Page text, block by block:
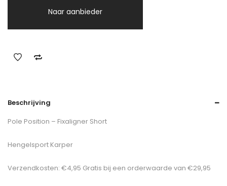
Naar aanbieder
Beschrijving
Pole Position – Fixaligner Short
Hengelsport Karper
Verzendkosten: €4,95 Gratis bij een orderwaarde van €29,95